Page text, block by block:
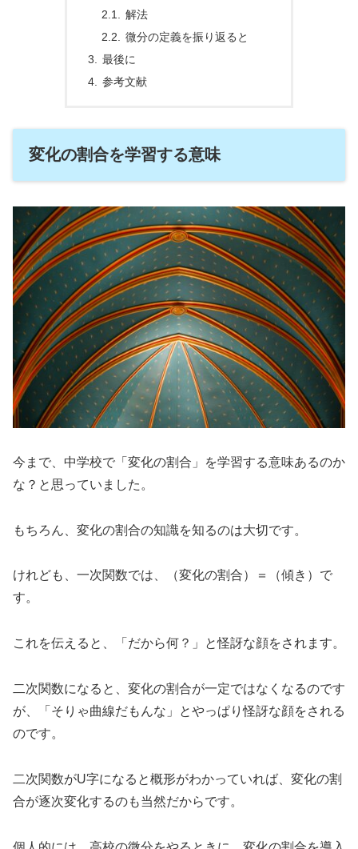
解法
微分の定義を振り返ると
最後に
参考文献
変化の割合を学習する意味
今まで、中学校で「変化の割合」を学習する意味あるのか
な？と思っていました。
もちろん、変化の割合の知識を知るのは大切です。
けれども、一次関数では、（変化の割合）＝（傾き）で
す。
これを伝えると、「だから何？」と怪訝な顔をされます。
二次関数になると、変化の割合が一定ではなくなるのです
が、「そりゃ曲線だもんな」とやっぱり怪訝な顔をされる
のです。
二次関数がU字になると概形がわかっていれば、変化の割
合が逐次変化するのも当然だからです。